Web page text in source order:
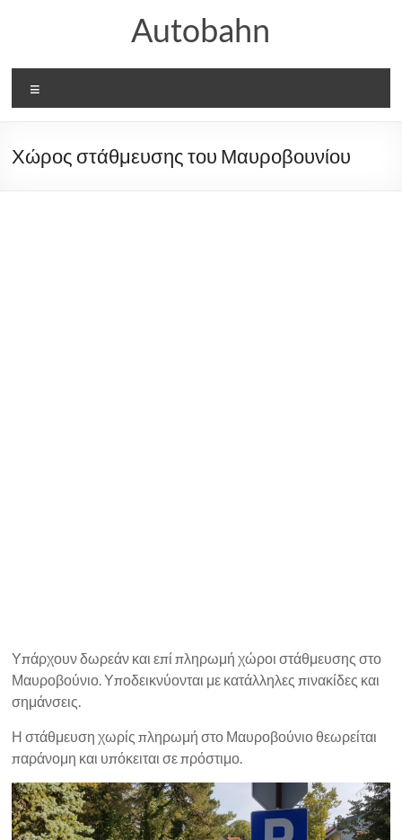
Autobahn
Χώρος στάθμευσης του Μαυροβουνίου
Υπάρχουν δωρεάν και επί πληρωμή χώροι στάθμευσης στο
Μαυροβούνιο. Υποδεικνύονται με κατάλληλες πινακίδες και
σημάνσεις.
Η στάθμευση χωρίς πληρωμή στο Μαυροβούνιο θεωρείται
παράνομη και υπόκειται σε πρόστιμο.